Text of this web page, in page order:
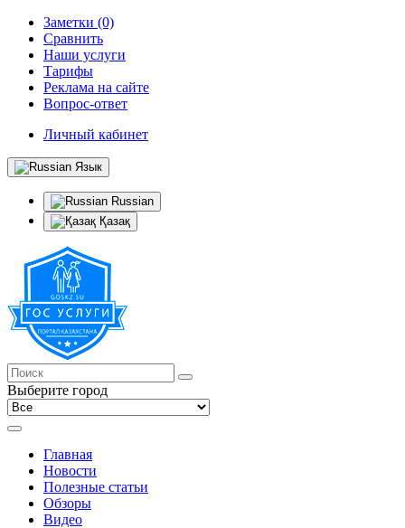
Заметки (0)
Сравнить
Наши услуги
Тарифы
Реклама на сайте
Вопрос-ответ
Личный кабинет
Язык
Russian
Қазақ
Выберите город
Главная
Новости
Полезные статьи
Обзоры
Видео